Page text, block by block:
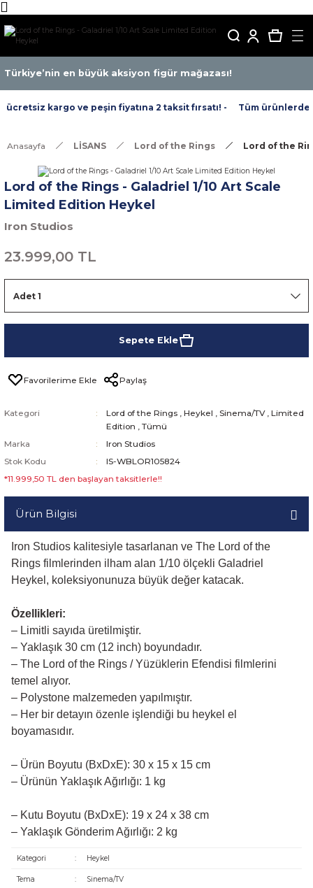
Türkiye’nin en büyük aksiyon figür mağazası!
kargo ve peşin fiyatına 2 taksit fırsatı! - Tüm ürünlerde
Anasayfa LİSANS Lord of the Rings Lord of the
Lord of the Rings - Galadriel 1/10 Art Scale
Limited Edition Heykel
Iron Studios
23.999,00 TL
Sepete Ekle
Paylaş
Kategori Lord of the Rings , Heykel , Sinema/TV , Limited
Edition , Tümü
Marka
Iron Studios
Stok Kodu
IS-WBLOR105824
*11.999,50 TL den başlayan taksitlerle!!
Ürün Bilgisi
Iron Studios kalitesiyle tasarlanan ve The Lord of the
Rings filmlerinden ilham alan 1/10 ölçekli Galadriel
Heykel, koleksiyonunuza büyük değer katacak.
Özellikleri:
– Limitli sayıda üretilmiştir.
– Yaklaşık 30 cm (12 inch) boyundadır.
– The Lord of the Rings / Yüzüklerin Efendisi filmlerini
temel alıyor.
– Polystone malzemeden yapılmıştır.
– Her bir detayın özenle işlendiği bu heykel el
boyamasıdır.
– Ürün Boyutu (BxDxE): 30 x 15 x 15 cm
– Ürünün Yaklaşık Ağırlığı: 1 kg
– Kutu Boyutu (BxDxE): 19 x 24 x 38 cm
– Yaklaşık Gönderim Ağırlığı: 2 kg
Kategori : Heykel
Tema : Sinema/TV